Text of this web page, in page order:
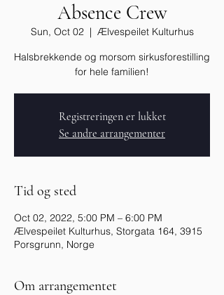
Absence Crew
Sun, Oct 02
  |
Ælvespeilet Kulturhus
Halsbrekkende og morsom sirkusforestilling
for hele familien!
Registreringen er lukket
Se andre arrangementer
Tid og sted
Oct 02, 2022, 5:00 PM – 6:00 PM
Ælvespeilet Kulturhus, Storgata 164, 3915
Porsgrunn, Norge
Om arrangementet